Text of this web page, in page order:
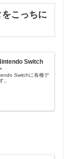
こっちに
Switch
Switchに各種デ
。